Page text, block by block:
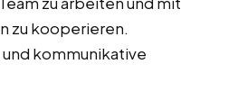
zu kooperieren.
kommunikative